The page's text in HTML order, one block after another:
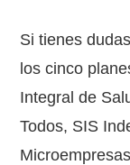
Si tienes
los cinco
Integral de
Todos, SIS